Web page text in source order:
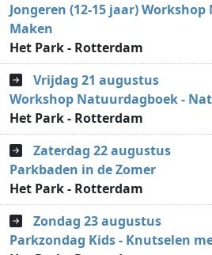
Jongeren (12-15 jaar)
Maken
Het Park - Rotterdam
Vrijdag 21 augustus
Workshop Natuurdagboek -
Het Park - Rotterdam
Zaterdag 22 augustus
Parkbaden in de Zomer
Het Park - Rotterdam
Zondag 23 augustus
Parkzondag Kids - Knutselen